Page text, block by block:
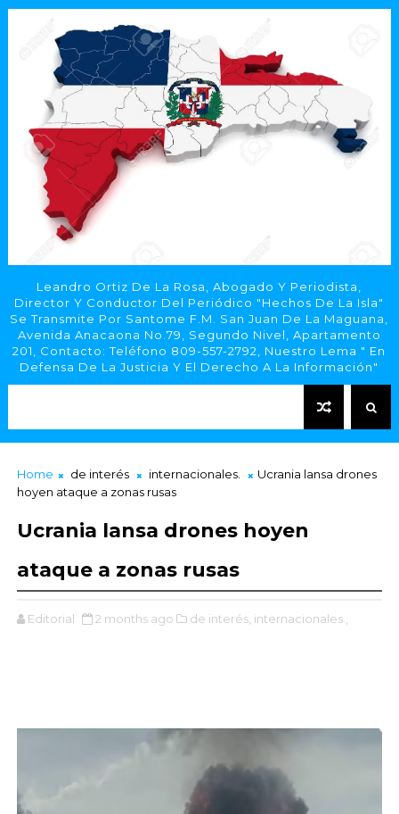
Leandro Ortiz De La Rosa, Abogado Y Periodista,
Director Y Conductor Del Periódico "Hechos De La Isla"
Se Transmite Por Santome F.M. San Juan De La Maguana,
Avenida Anacaona No.79, Segundo Nivel, Apartamento
201, Contacto: Teléfono 809-557-2792, Nuestro Lema " En
Defensa De La Justicia Y El Derecho A La Información"
Home de interés internacionales.
Ucrania lansa drones
hoyen ataque a zonas rusas
Ucrania lansa drones hoyen
ataque a zonas rusas
Editorial 2 months ago de interés, internacionales.,